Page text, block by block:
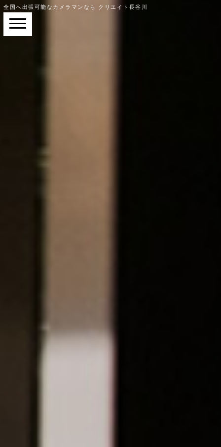
全国へ出張可能なカメラマンなら クリエイト長谷川